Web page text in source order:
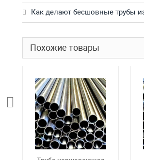
Как делают бесшовные трубы
Похожие товары